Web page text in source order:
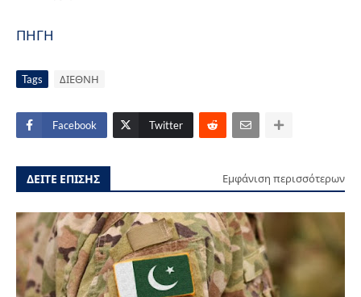
ΠΗΓΗ
Tags ΔΙΕΘΝΗ
Facebook Twitter
ΔΕΙΤΕ ΕΠΙΣΗΣ Εμφάνιση περισσότερων